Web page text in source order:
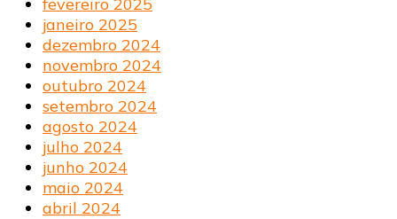
janeiro 2025
dezembro 2024
novembro 2024
outubro 2024
setembro 2024
agosto 2024
julho 2024
junho 2024
maio 2024
abril 2024